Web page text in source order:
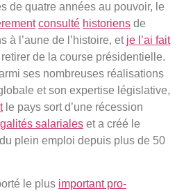
de quatre années au pouvoir, le
consulté historiens de
à l’aune de l’histoire, et je l’ai fait
de la course présidentielle.
ses nombreuses réalisations
et son expertise législative,
le pays sort d’une récession
salariales et a créé le
du plein emploi depuis plus de 50
le plus important pro-